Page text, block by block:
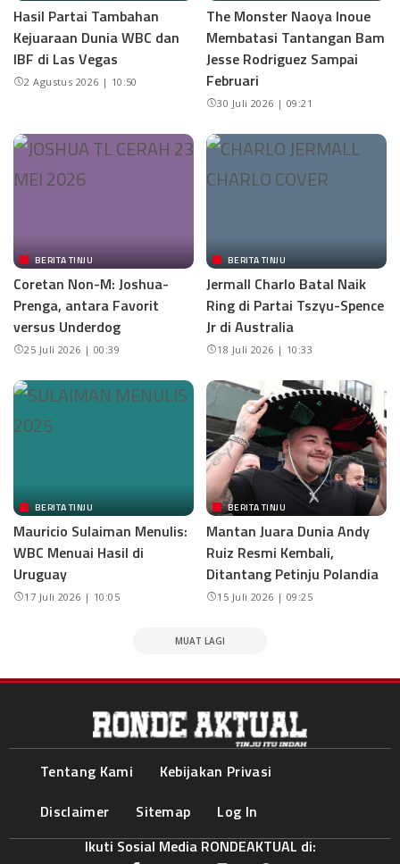
Hasil Partai Tambahan
Kejuaraan Dunia WBC dan
IBF di Las Vegas
2 Agustus 2026 | 10:50
The Monster Naoya Inoue
Membatasi Tantangan Bam
Jesse Rodriguez Sampai
Februari
30 Juli 2026 | 09:21
BERITA TINJU
Coretan Non-M: Joshua-
Prenga, antara Favorit
versus Underdog
25 Juli 2026 | 00:39
BERITA TINJU
Jermall Charlo Batal Naik
Ring di Partai Tszyu-Spence
Jr di Australia
18 Juli 2026 | 10:33
BERITA TINJU
Mauricio Sulaiman Menulis:
WBC Menuai Hasil di
Uruguay
17 Juli 2026 | 10:05
BERITA TINJU
Mantan Juara Dunia Andy
Ruiz Resmi Kembali,
Ditantang Petinju Polandia
15 Juli 2026 | 09:25
MUAT LAGI
Tentang Kami
Kebijakan Privasi
Disclaimer
Sitemap
Log In
Ikuti Sosial Media RONDEAKTUAL di: